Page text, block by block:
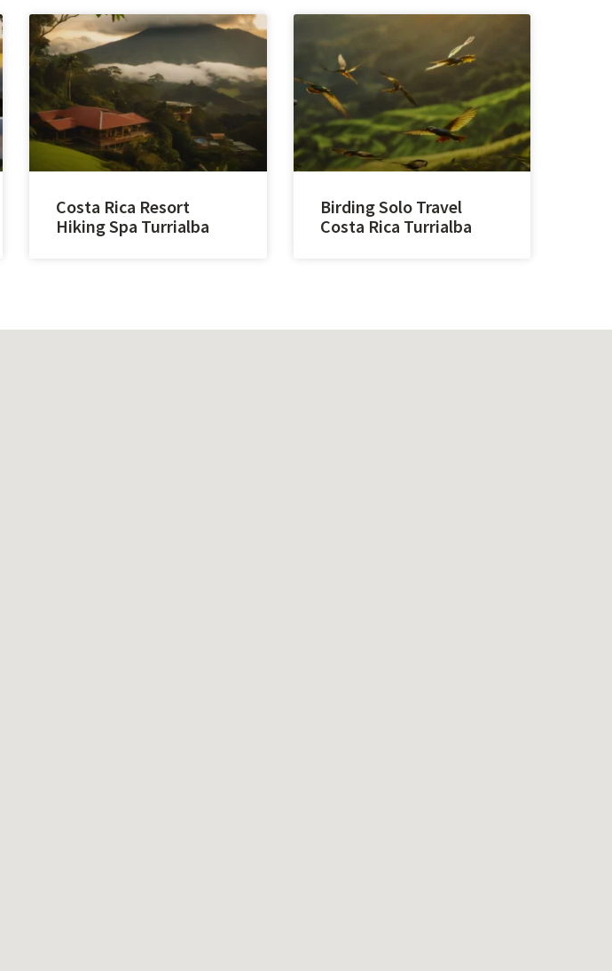
Costa Rica Resort
Hiking Spa Turrialba
Birding Solo Travel
Costa Rica Turrialba